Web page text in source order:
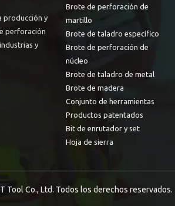
producción y
perforación
y
Brote de perforación de
martillo
Brote de taladro específico
Brote de perforación de
núcleo
Brote de taladro de metal
Brote de madera
Conjunto de herramientas
Productos patentados
Bit de enrutador y set
Hoja de sierra
Tool Co., Ltd. Todos los derechos reservados.